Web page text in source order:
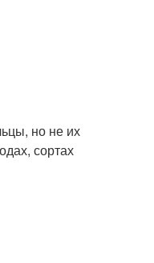
но не их
сортах